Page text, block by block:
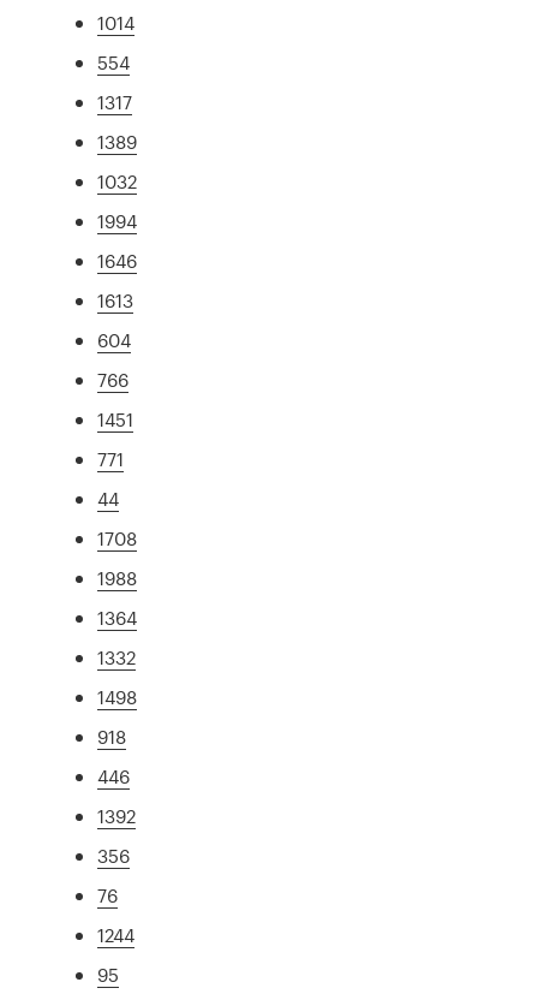
1014
554
1317
1389
1032
1994
1646
1613
604
766
1451
771
44
1708
1988
1364
1332
1498
918
446
1392
356
76
1244
95